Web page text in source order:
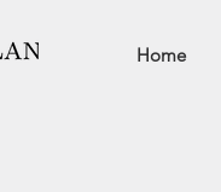
Home